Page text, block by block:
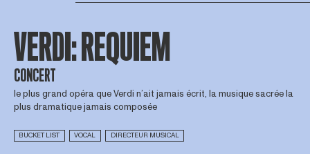
VERDI: REQUIEM
CONCERT
le plus grand opéra que Verdi n’ait jamais écrit, la musique sacrée la
plus dramatique jamais composée
BUCKET LIST VOCAL DIRECTEUR MUSICAL